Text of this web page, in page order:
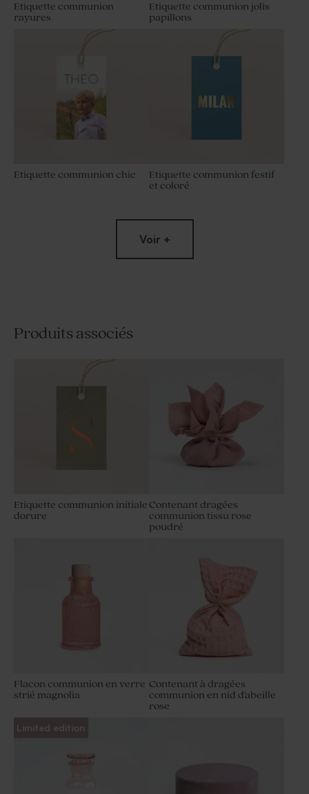
Etiquette communion
rayures
Etiquette communion jolis
papillons
Etiquette communion chic
Etiquette communion festif
et coloré
Etiquette communion
Etiquette communion
Etiquette communion fleurs
Etiquette communion
prénom
Voir +
Produits associés
Etiquette communion initiale
dorure
Contenant dragées
communion tissu rose
poudré
Flacon communion en verre
strié magnolia
Contenant à dragées
communion en nid d'abeille
rose
Limited edition